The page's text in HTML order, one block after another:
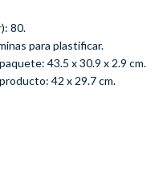
80.
para plastificar.
43.5 x 30.9 x 2.9 cm.
42 x 29.7 cm.
A3 80 Micrones cantidad